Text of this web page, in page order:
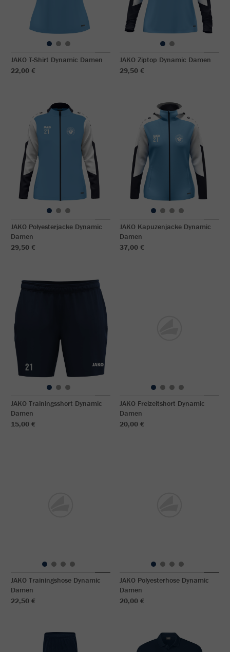
JAKO T-Shirt Dynamic Damen
22,00 €
JAKO Ziptop Dynamic Damen
29,50 €
JAKO Polyesterjacke Dynamic
Damen
29,50 €
JAKO Kapuzenjacke Dynamic
Damen
37,00 €
JAKO Trainingsshort Dynamic
Damen
15,00 €
JAKO Freizeitshort Dynamic
Damen
20,00 €
JAKO Trainingshose Dynamic
Damen
22,50 €
JAKO Polyesterhose Dynamic
Damen
20,00 €